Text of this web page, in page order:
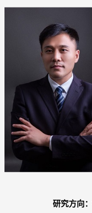
研究方向：